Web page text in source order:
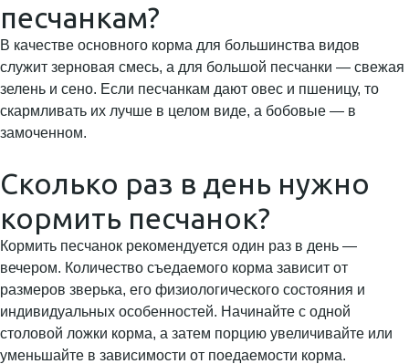
песчанкам?
В качестве основного корма для большинства видов
служит зерновая смесь, а для большой песчанки — свежая
зелень и сено. Если песчанкам дают овес и пшеницу, то
скармливать их лучше в целом виде, а бобовые — в
замоченном.
Сколько раз в день нужно
кормить песчанок?
Кормить песчанок рекомендуется один раз в день —
вечером. Количество съедаемого корма зависит от
размеров зверька, его физиологического состояния и
индивидуальных особенностей. Начинайте с одной
столовой ложки корма, а затем порцию увеличивайте или
уменьшайте в зависимости от поедаемости корма.